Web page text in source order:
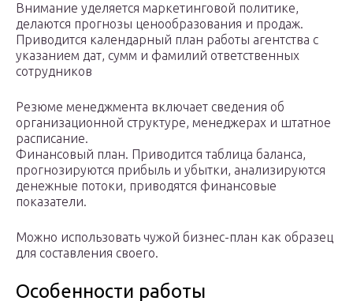
Внимание уделяется маркетинговой политике,
делаются прогнозы ценообразования и продаж.
Приводится календарный план работы агентства с
указанием дат, сумм и фамилий ответственных
сотрудников
Резюме менеджмента включает сведения об
организационной структуре, менеджерах и штатное
расписание.
Финансовый план. Приводится таблица баланса,
прогнозируются прибыль и убытки, анализируются
денежные потоки, приводятся финансовые
показатели.
Можно использовать чужой бизнес-план как образец
для составления своего.
Особенности работы